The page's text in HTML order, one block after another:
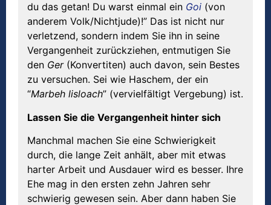
du das getan! Du warst einmal ein Goi (von
anderem Volk/Nichtjude)!” Das ist nicht nur
verletzend, sondern indem Sie ihn in seine
Vergangenheit zurückziehen, entmutigen Sie
den Ger(Konvertiten) auch davon, sein Bestes
zu versuchen. Sei wie Haschem, der ein
“Marbeh lisloach” (vervielfältigt Vergebung) ist.
Lassen Sie die Vergangenheit hinter sich
Manchmal machen Sie eine Schwierigkeit
durch, die lange Zeit anhält, aber mit etwas
harter Arbeit und Ausdauer wird es besser. Ihre
Ehe mag in den ersten zehn Jahren sehr
schwierig gewesen sein. Aber dann haben Sie